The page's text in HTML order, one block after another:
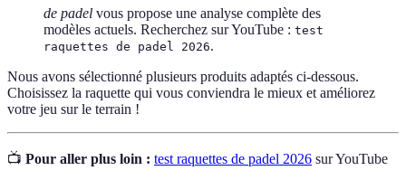
de padel vous propose une analyse complète des
modèles actuels. Recherchez sur YouTube : test
raquettes de padel 2026.
Nous avons sélectionné plusieurs produits adaptés ci-dessous.
Choisissez la raquette qui vous conviendra le mieux et améliorez
votre jeu sur le terrain !
📺 Pour aller plus loin : test raquettes de padel 2026 sur YouTube